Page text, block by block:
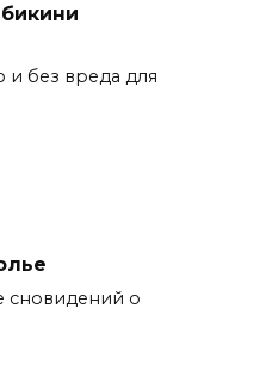
и без вреда для
сновидений о